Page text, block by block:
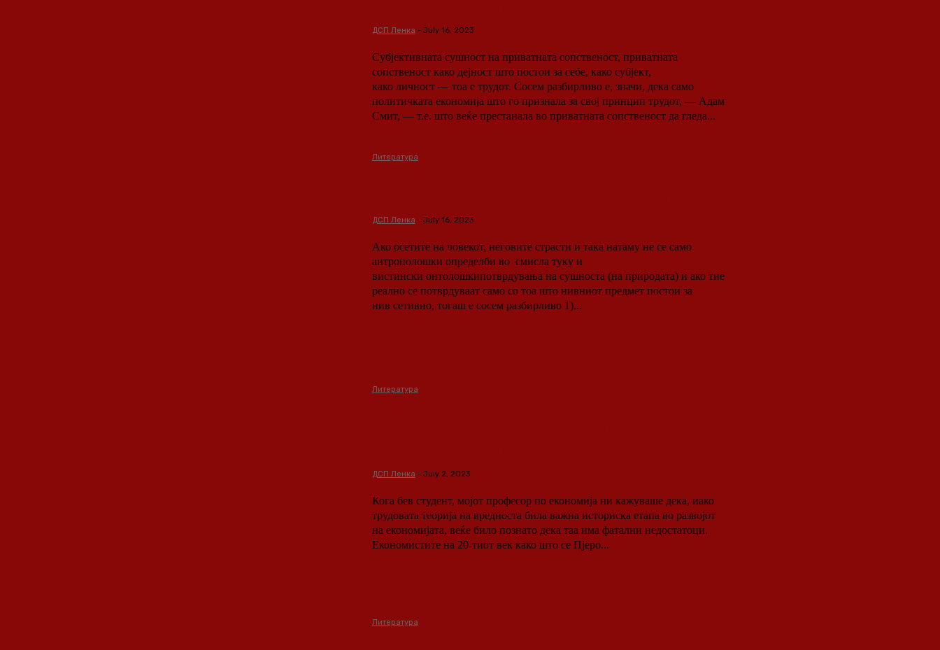
ДСП Ленка - July 16, 2023
Субјективната сушност на приватната сопственост, приватната
сопственост како дејност што постои за себе, како субјект,
како личност — тоа е трудот. Сосем разбирливо е, значи, дека само
политичката економија што го признала за свој принцип трудот, — Адам
Смит, — т.е. што веќе престанала во приватната сопственост да гледа...
Литература
ДСП Ленка - July 16, 2023
Ако осетите на човекот, неговите страсти и така натаму не се само
антрополошки определби во смисла туку и
вистински онтолошкипотврдувања на сушноста (на природата) и ако тие
реално се потврдуваат само со тоа што нивниот предмет постои за
нив сетивно, тогаш е сосем разбирливо 1)...
Литература
ДСП Ленка - July 2, 2023
Кога бев студент, мојот професор по економија ни кажуваше дека, иако
трудовата теорија на вредноста била важна историска етапа во развојот
на економијата, веќе било познато дека таа има фатални недостатоци.
Економистите на 20-тиот век како што се Пјеро...
Литература